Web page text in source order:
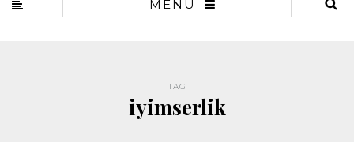
MENU
TAG
iyimserlik